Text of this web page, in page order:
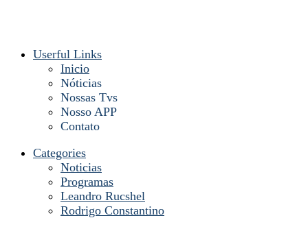
Userful Links
Inicio
Nóticias
Nossas Tvs
Nosso APP
Contato
Categories
Noticias
Programas
Leandro Rucshel
Rodrigo Constantino